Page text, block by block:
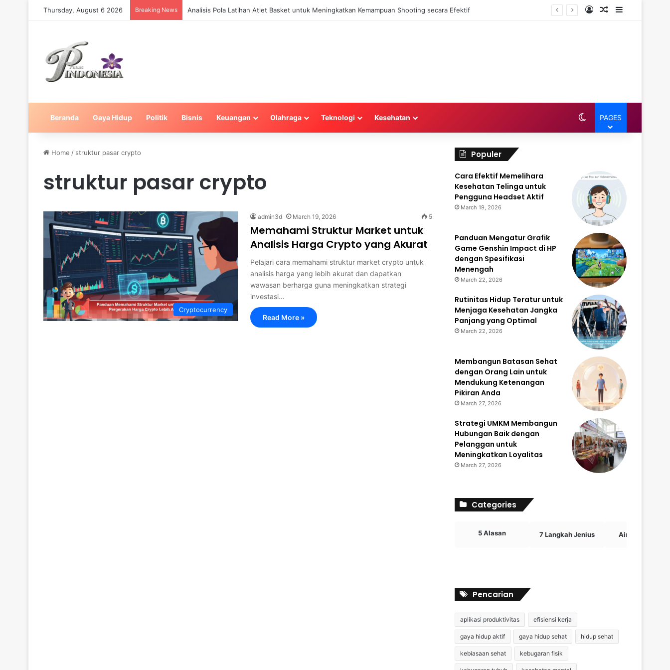
Thursday, August 6 2026 Breaking News Analisis Pola Latihan Atlet Basket untuk Meningkatkan Kemampuan Shooting secara Efektif Log InRandom Article
Sidebar
Beranda Gaya Hidup Politik Bisnis Keuangan Olahraga Teknologi Kesehatan Switch skin
PAGES
Home / struktur pasar crypto
struktur pasar crypto
Cryptocurrency
admin3d March 19, 2026 5
Memahami Struktur Market untuk
Analisis Harga Crypto yang Akurat
Pelajari cara memahami struktur market crypto untuk
analisis harga yang lebih akurat dan dapatkan
wawasan berharga guna meningkatkan strategi
investasi…
Read More »
Populer
Cara Efektif Memelihara
Kesehatan Telinga untuk
Pengguna Headset Aktif
March 19, 2026
Panduan Mengatur Grafik
Game Genshin Impact di HP
dengan Spesifikasi
Menengah
March 22, 2026
Rutinitas Hidup Teratur untuk
Menjaga Kesehatan Jangka
Panjang yang Optimal
March 22, 2026
Membangun Batasan Sehat
dengan Orang Lain untuk
Mendukung Ketenangan
Pikiran Anda
March 27, 2026
Strategi UMKM Membangun
Hubungan Baik dengan
Pelanggan untuk
Meningkatkan Loyalitas
March 27, 2026
Categories
5 Alasan 7 Langkah Jenius Airdrop Crypto
Pencarian
aplikasi produktivitas efisiensi kerja
gaya hidup aktif gaya hidup sehat hidup sehat
kebiasaan sehat kebugaran fisik